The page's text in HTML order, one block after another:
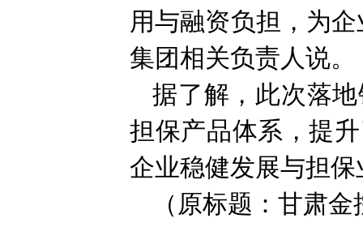
用与融资负担，为
集团相关负责人说。
据了解，此次落
担保产品体系，提
企业稳健发展与担
（原标题：甘肃